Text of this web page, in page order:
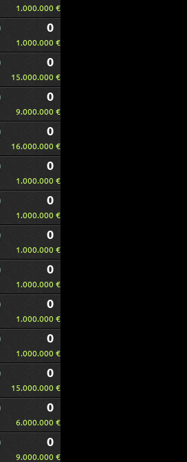
1.000.000 €
0
1.000.000 €
0
15.000.000 €
0
9.000.000 €
0
16.000.000 €
0
1.000.000 €
0
1.000.000 €
0
1.000.000 €
0
1.000.000 €
0
1.000.000 €
0
1.000.000 €
0
15.000.000 €
0
6.000.000 €
0
9.000.000 €